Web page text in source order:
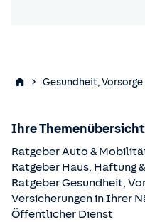
Gesundheit, Vorsorge
Ihre Themenübersicht
Ratgeber Auto &
Ratgeber Haus, Haftung
Ratgeber Gesundheit,
Versicherungen in Ihrer
Öffentlicher Dienst